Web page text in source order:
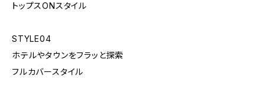
トップスONスタイル
STYLE04
ホテルやタウンをフラッと探索
フルカバースタイル